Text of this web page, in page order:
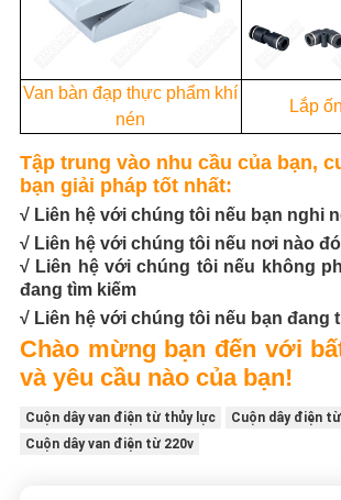
Van bàn đạp thực phẩm khí
nén
Lắp
Tập trung vào nhu cầu của bạn,
bạn giải pháp tốt nhất:
√ Liên hệ với chúng tôi nếu bạn nghi
√ Liên hệ với chúng tôi nếu nơi nào
√ Liên hệ với chúng tôi nếu không
đang tìm kiếm
√ Liên hệ với chúng tôi nếu bạn đang
Chào mừng bạn đến với
và yêu cầu nào của bạn!
Cuộn dây van điện từ thủy lực
Cuộn dây điện từ
Cuộn dây van điện từ 220v